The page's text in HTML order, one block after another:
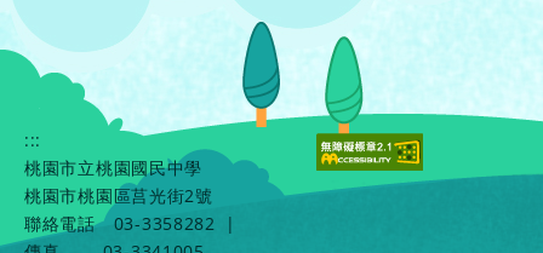
:::
桃園市立桃園國民中學
桃園市桃園區莒光街2號
聯絡電話
03-3358282
|